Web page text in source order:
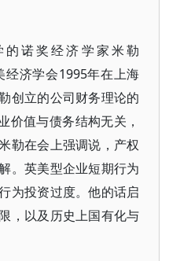
诺奖经济学家米勒
经济学会1995年在上海
创立的公司财务理论的
价值与债务结构无关，
勒在会上强调说，产权
。英美型企业短期行为
为投资过度。他的话启
，以及历史上国有化与